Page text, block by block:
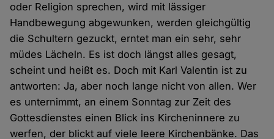
oder Religion sprechen, wird mit lässiger
Handbewegung abgewunken, werden gleichgültig
die Schultern gezuckt, erntet man ein sehr, sehr
müdes Lächeln. Es ist doch längst alles gesagt,
scheint und heißt es. Doch mit Karl Valentin ist zu
antworten: Ja, aber noch lange nicht von allen. Wer
es unternimmt, an einem Sonntag zur Zeit des
Gottesdienstes einen Blick ins Kircheninnere zu
werfen, der blickt auf viele leere Kirchenbänke. Das